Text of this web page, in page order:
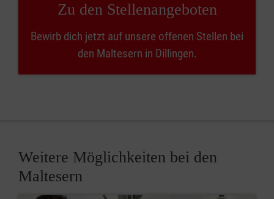
Zu den Stellenangeboten
Bewirb dich jetzt auf unsere offenen Stellen bei
den Maltesern in Dillingen.
Weitere Möglichkeiten bei den
Maltesern